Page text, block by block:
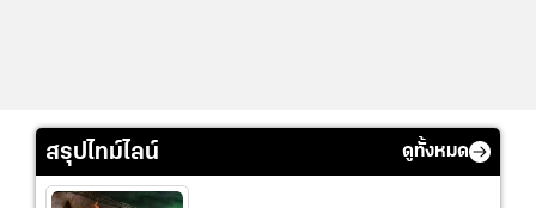
สรุปไทม์ไลน์ ดูทั้งหมด